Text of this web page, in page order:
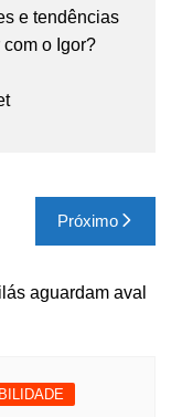
e tendências
com o Igor?
Próximo